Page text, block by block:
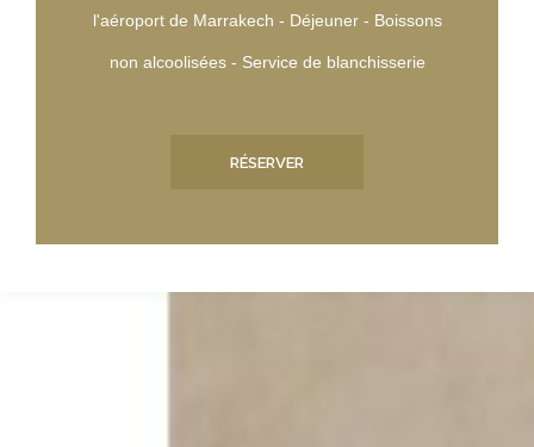
l'aéroport de Marrakech - Déjeuner - Boissons
non alcoolisées - Service de blanchisserie
RÉSERVER